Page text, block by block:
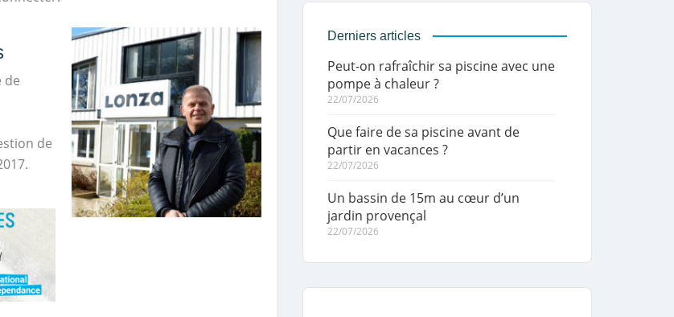
de
de
Derniers articles
Peut-on rafraîchir sa piscine avec une
pompe à chaleur ?
22/07/2026
Que faire de sa piscine avant de
partir en vacances ?
22/07/2026
Un bassin de 15m au cœur d’un
jardin provençal
22/07/2026